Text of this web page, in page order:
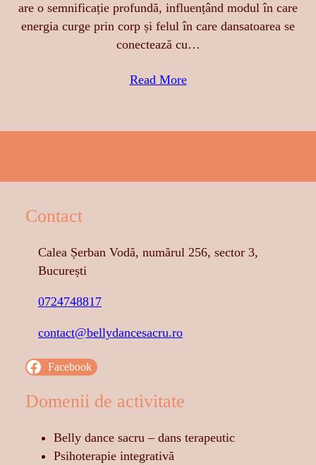
are o semnificație profundă, influențând modul în care
energia curge prin corp și felul în care dansatoarea se
conectează cu…
Read More
Contact
Calea Șerban Vodă, numărul 256, sector 3,
București
0724748817
contact@bellydancesacru.ro
Facebook
Domenii de activitate
Belly dance sacru – dans terapeutic
Psihoterapie integrativă